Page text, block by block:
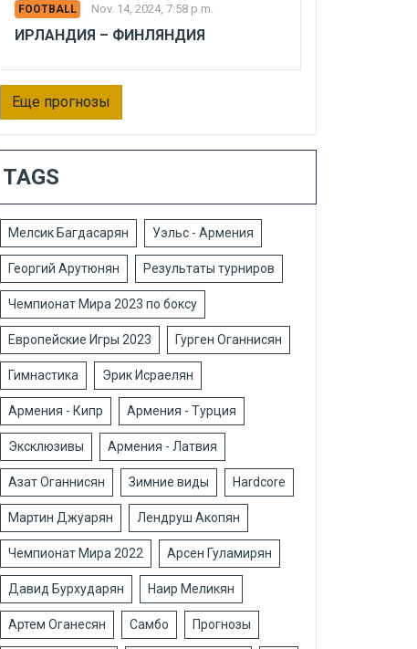
FOOTBALL Nov. 14, 2024, 7:58 p.m.
ИРЛАНДИЯ – ФИНЛЯНДИЯ
Еще прогнозы
TAGS
Мелсик Багдасарян Уэльс - Армения
Георгий Арутюнян Результаты турниров
Чемпионат Мира 2023 по боксу
Европейские Игры 2023 Гурген Оганнисян
Гимнастика Эрик Исраелян
Армения - Кипр Армения - Турция
Эксклюзивы Армения - Латвия
Азат Оганнисян Зимние виды Hardcore
Мартин Джуарян Лендруш Акопян
Чемпионат Мира 2022 Арсен Гуламирян
Давид Бурхударян Наир Меликян
Артем Оганесян Самбо Прогнозы